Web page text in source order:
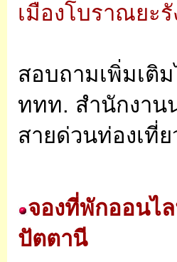
เมืองโบราณยะรั
สอบถามเพิ่มเติ
ททท. สำนักงาน
สายด่วนท่องเที่ย
จองที่พักออนไ
ปัตตานี